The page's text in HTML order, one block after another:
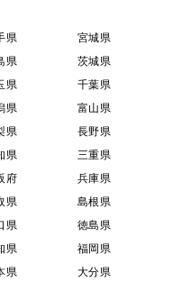
県
宮城県
県
茨城県
県
千葉県
県
富山県
県
長野県
県
三重県
府
兵庫県
県
島根県
県
徳島県
県
福岡県
県 大分県